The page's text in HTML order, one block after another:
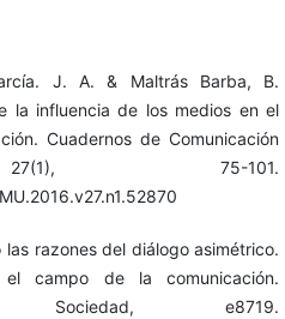
J. A. & Maltrás Barba, B.
la influencia de los medios en el
Cuadernos de Comunicación
75-101.
razones del diálogo asimétrico.
campo de la comunicación.
Sociedad, e8719.